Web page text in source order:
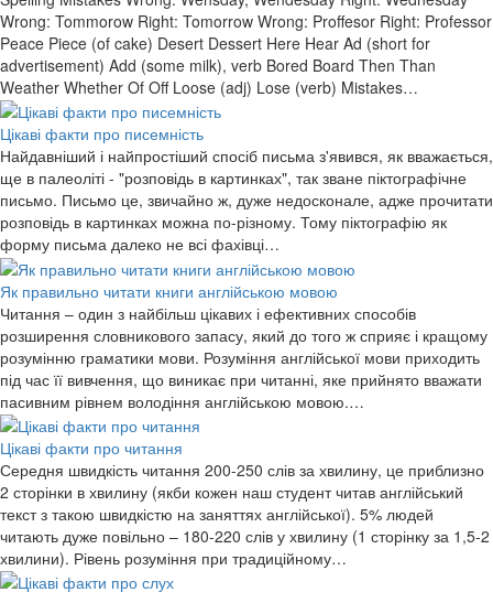
Wrong: Tommorow Right: Tomorrow Wrong: Proffesor Right: Professor
Peace Piece (of cake) Desert Dessert Here Hear Ad (short for
advertisement) Add (some milk), verb Bored Board Then Than
Weather Whether Of Off Loose (adj) Lose (verb) Mistakes…
Цікаві факти про писемність
Найдавніший і найпростіший спосіб письма з'явився, як вважається,
ще в палеоліті - "розповідь в картинках", так зване піктографічне
письмо. Письмо це, звичайно ж, дуже недосконале, адже прочитати
розповідь в картинках можна по-різному. Тому піктографію як
форму письма далеко не всі фахівці…
Як правильно читати книги англійською мовою
Читання – один з найбільш цікавих і ефективних способів
розширення словникового запасу, який до того ж сприяє і кращому
розумінню граматики мови. Розуміння англійської мови приходить
під час її вивчення, що виникає при читанні, яке прийнято вважати
пасивним рівнем володіння англійською мовою.…
Цікаві факти про читання
Середня швидкість читання 200-250 слів за хвилину, це приблизно
2 сторінки в хвилину (якби кожен наш студент читав англійський
текст з такою швидкістю на заняттях англійської). 5% людей
читають дуже повільно – 180-220 слів у хвилину (1 сторінку за 1,5-2
хвилини). Рівень розуміння при традиційному…